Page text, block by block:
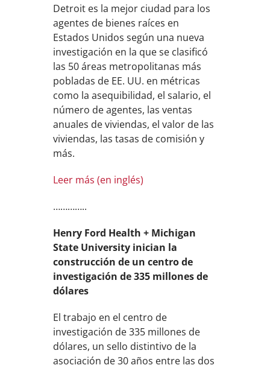
Detroit es la mejor ciudad para los
agentes de bienes raíces en
Estados Unidos según una nueva
investigación en la que se clasificó
las 50 áreas metropolitanas más
pobladas de EE. UU. en métricas
como la asequibilidad, el salario, el
número de agentes, las ventas
anuales de viviendas, el valor de las
viviendas, las tasas de comisión y
más.
Leer más (en inglés)
…………..
Henry Ford Health + Michigan
State University inician la
construcción de un centro de
investigación de 335 millones de
dólares
El trabajo en el centro de
investigación de 335 millones de
dólares, un sello distintivo de la
asociación de 30 años entre las dos